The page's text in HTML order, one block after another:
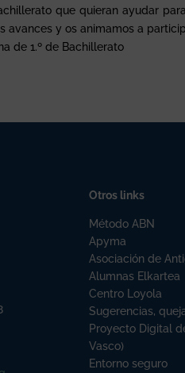
que quieran ayudar
avances y os animamos a
de 1.º de Bachillerato
Otros links
Método ABN
Apyma
Asociación de
Alumnas Elkartea
Centro Loyola
Sugerencias,
Proyecto Digital
Vasco)
Entorno seguro